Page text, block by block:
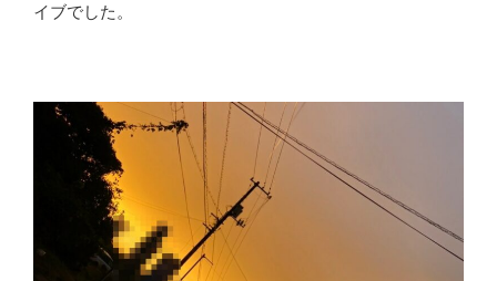
イブでした。